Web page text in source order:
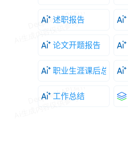
述职报告
论文开题报告
职业生涯课后总结
工作总结